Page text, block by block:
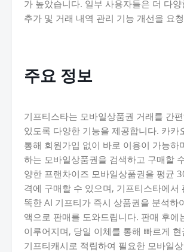
가 높았습니다. 일부 사용자들은 더 다
추가 및 거래 내역 관리 기능 개선을 요
주요 정보
기프티스타는 모바일상품권 거래를 간
있도록 다양한 기능을 제공합니다. 카카
통해 회원가입 없이 바로 이용이 가능하
하는 모바일상품권을 검색하고 구매할
양한 프랜차이즈 모바일상품권을 평균
격에 구매할 수 있으며, 기프티스타에서
똑한 AI 기프티가 즉시 상품권을 분석하
액으로 판매를 도와드립니다. 판매 후에
이루어지며, 당일 이체를 통해 빠르게
기프티캐시로 적립하여 필요한 모바일